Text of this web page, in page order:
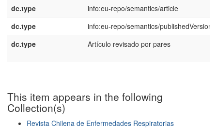
dc.type
info:eu-repo/semantics/article
dc.type
info:eu-repo/semantics/publishedVersion
dc.type
Artículo revisado por pares
This item appears in the following
Collection(s)
Revista Chilena de Enfermedades Respiratorias